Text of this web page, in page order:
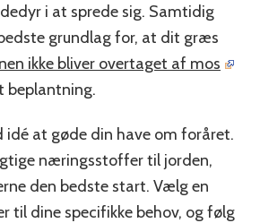
i at sprede sig. Samtidig
grundlag for, at dit græs
ikke bliver overtaget af mos
beplantning.
idé at gøde din have om foråret.
næringsstoffer til jorden,
den bedste start. Vælg en
til dine specifikke behov, og følg